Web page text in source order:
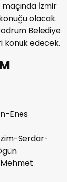
İzmir
olacak.
Belediye
konuk edecek.
Enes
Serdar-
Mehmet